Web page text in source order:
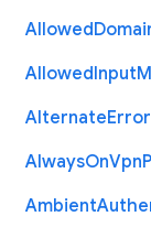
Allowed
AllowedInput
AlternateError
AlwaysOnVpn
Ambient